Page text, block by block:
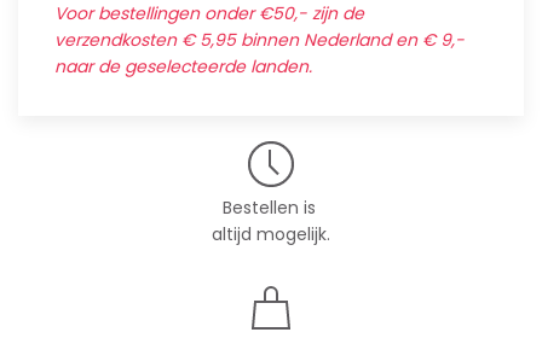
Voor bestellingen onder €50,- zijn de
verzendkosten € 5,95 binnen Nederland en € 9,-
naar de geselecteerde landen.
Bestellen is
altijd mogelijk.